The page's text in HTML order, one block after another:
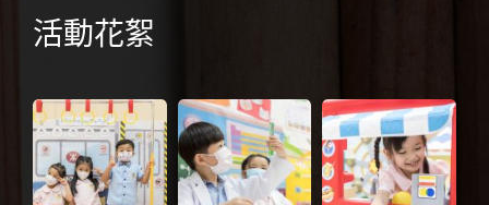
活動花絮